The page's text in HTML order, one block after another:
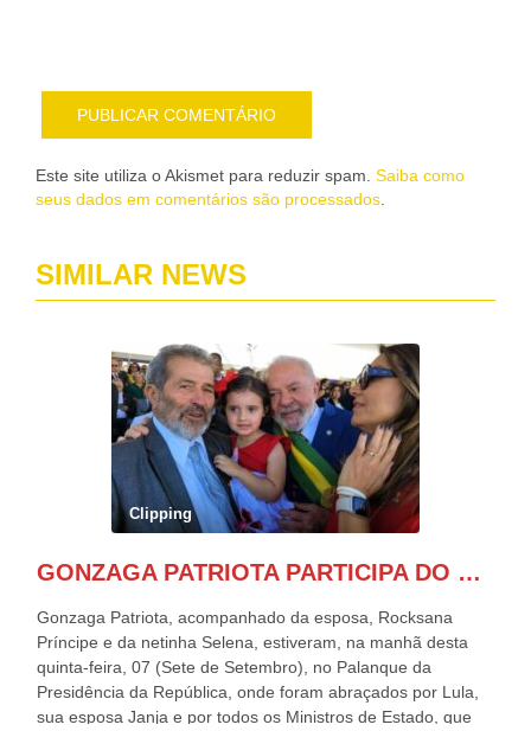
Este site utiliza o Akismet para reduzir spam. Saiba como
seus dados em comentários são processados
SIMILAR NEWS
Clipping
GONZAGA PATRIOTA PARTICIPA DO DESFILE DA INDEPENDÊNCIA NO PALANQUE DA PRESIDÊNCIA DA REPÚBLICA E É ABRAÇADO POR LULA E POR GERALDO ALCKMIN.
Gonzaga Patriota, acompanhado da esposa, Rocksana
Príncipe e da netinha Selena, estiveram, na manhã desta
quinta-feira, 07 (Sete de Setembro), no Palanque da
Presidência da República, onde foram abraçados por Lula,
sua esposa Janja e por todos os Ministros de Estado, que